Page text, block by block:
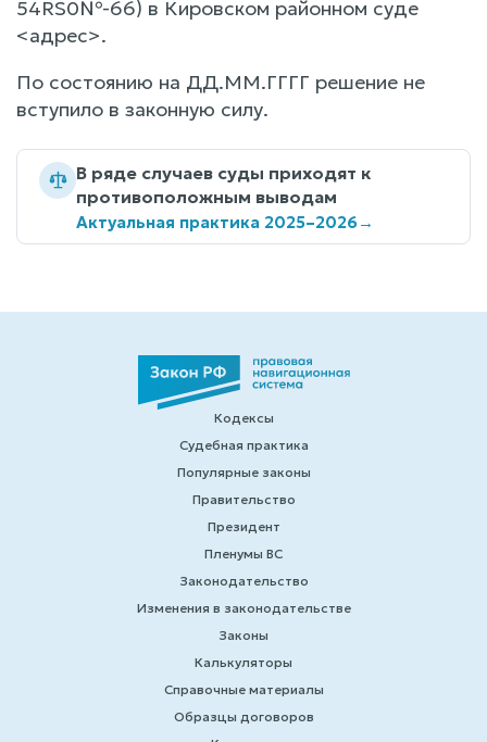
54RS0№-66) в Кировском районном суде
<адрес>.
По состоянию на ДД.ММ.ГГГГ решение не
вступило в законную силу.
В ряде случаев суды приходят к
противоположным выводам
Актуальная практика 2025–2026→
Кодексы
Судебная практика
Популярные законы
Правительство
Президент
Пленумы ВС
Законодательство
Изменения в законодательстве
Законы
Калькуляторы
Справочные материалы
Образцы договоров